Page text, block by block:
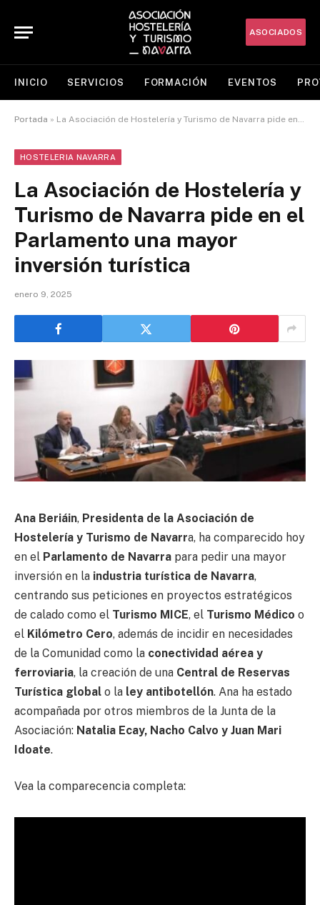
ASOCIADOS
INICIO SERVICIOS FORMACIÓN EVENTOS
Portada » La Asociación de Hostelería y Turismo de Navarra pide en el Parlamento una mayor inversión turística
HOSTELERIA NAVARRA
La Asociación de Hostelería y
Turismo de Navarra pide en el
Parlamento una mayor
inversión turística
enero 9, 2025
Ana Beriáin, Presidenta de la Asociación de
Hostelería y Turismo de Navarra, ha comparecido hoy
en el Parlamento de Navarra para pedir una mayor
inversión en la industria turística de Navarra,
centrando sus peticiones en proyectos estratégicos
de calado como el Turismo MICE, el Turismo Médico o
el Kilómetro Cero, además de incidir en necesidades
de la Comunidad como la conectividad aérea y
ferroviaria, la creación de una Central de Reservas
Turística global o la ley antibotellón. Ana ha estado
acompañada por otros miembros de la Junta de la
Asociación: Natalia Ecay, Nacho Calvo y Juan Mari
Idoate.
Vea la comparecencia completa: